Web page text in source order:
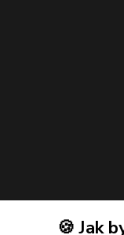
🍪 Jak